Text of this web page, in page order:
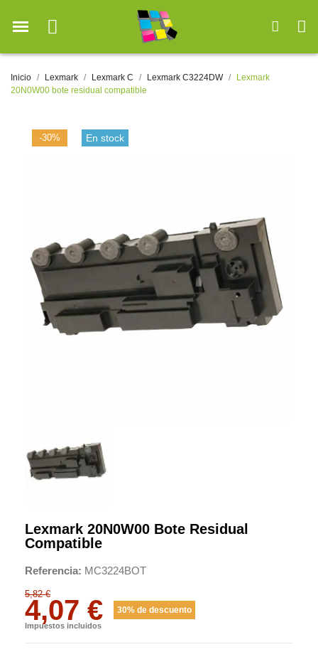
Inicio Lexmark Lexmark C Lexmark C3224DW
Lexmark
20N0W00 bote residual compatible
-30% En stock
Lexmark 20N0W00 Bote Residual
Compatible
Referencia MC3224BOT
5,82 €
4,07 € 30% de descuento
Impuestos incluidos